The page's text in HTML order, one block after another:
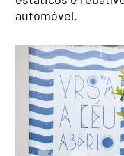
automóvel.